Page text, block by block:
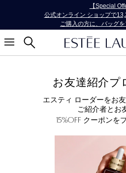
【Special
公式オンライン ショップで
ご購入の方に、バッグを
お友達紹介プ
エスティ ローダーをお
ご紹介者とお
15%OFF クーポンを